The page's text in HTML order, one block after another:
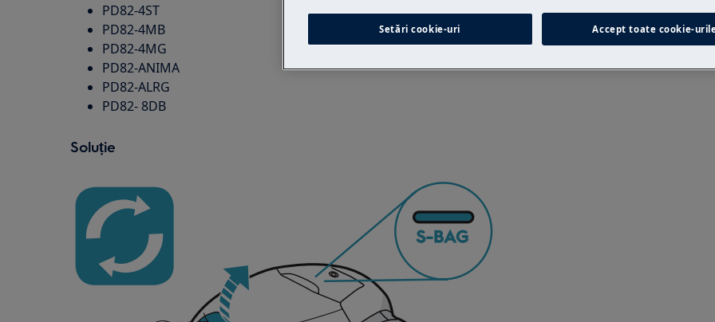
PD82-4ST
PD82-4MB
PD82-4MG
PD82-ANIMA
PD82-ALRG
PD82- 8DB
Soluție
Setări cookie-uri Accept toate cookie-